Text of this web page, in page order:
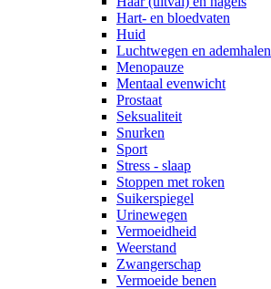
Hart- en bloedvaten
Huid
Luchtwegen en ademhalen
Menopauze
Mentaal evenwicht
Prostaat
Seksualiteit
Snurken
Sport
Stress - slaap
Stoppen met roken
Suikerspiegel
Urinewegen
Vermoeidheid
Weerstand
Zwangerschap
Vermoeide benen